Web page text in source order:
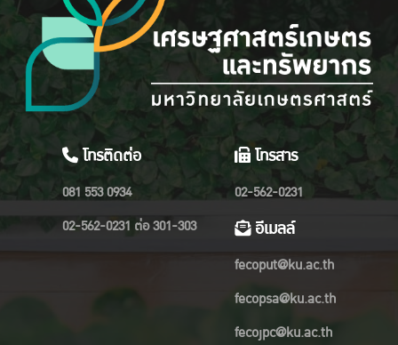
โทรติดต่อ
081 553 0934
02-562-0231 ต่อ 301-303
โทรสาร
02-562-0231
อีเมลล์
fecoput@ku.ac.th
fecopsa@ku.ac.th
fecojpc@ku.ac.th